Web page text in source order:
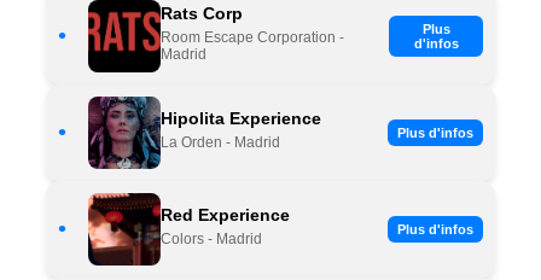
•
Rats Corp
Room Escape Corporation -
Madrid
Plus
d'infos
•
Hipolita Experience
La Orden - Madrid
Plus d'infos
•
Red Experience
Colors - Madrid
Plus d'infos